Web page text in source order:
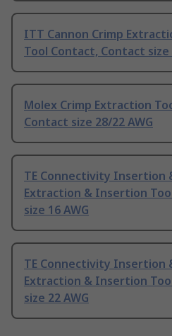
ITT Cannon Crimp
Tool Contact, Contact size
Molex Crimp Extraction
Contact size 28/22 AWG
TE Connectivity Insertion
Extraction & Insertion
size 16 AWG
TE Connectivity Insertion
Extraction & Insertion
size 22 AWG